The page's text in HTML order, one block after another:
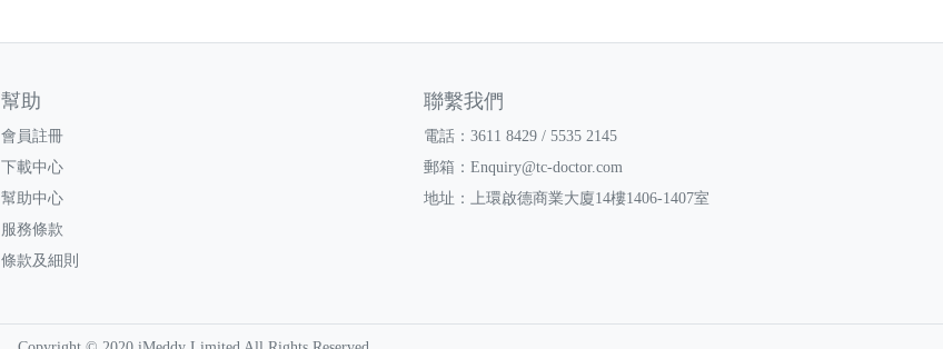
幫助
會員註冊
下載中心
幫助中心
服務條款
條款及細則
聯繫我們
電話：3611 8429 / 5535 2145
郵箱： Enquiry@tc-doctor.com
地址：上環啟德商業大廈14樓1406-1407室